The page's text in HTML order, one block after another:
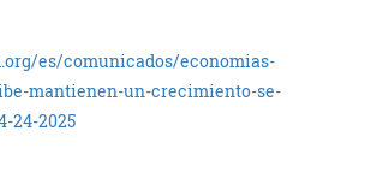
es/comunicados/economias-
mantienen-un-crecimiento-se-
24-2025